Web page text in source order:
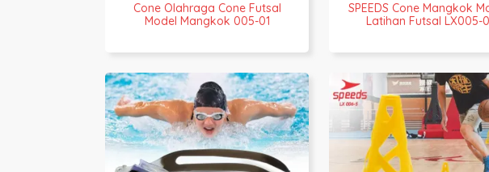
Cone Olahraga Cone Futsal
Model Mangkok 005-01
SPEEDS Cone Mangkok
Latihan Futsal LX005-